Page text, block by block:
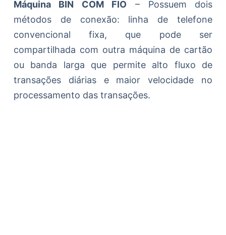
Máquina BIN COM FIO – Possuem dois
métodos de conexão: linha de telefone
convencional fixa, que pode ser
compartilhada com outra máquina de cartão
ou banda larga que permite alto fluxo de
transações diárias e maior velocidade no
processamento das transações.